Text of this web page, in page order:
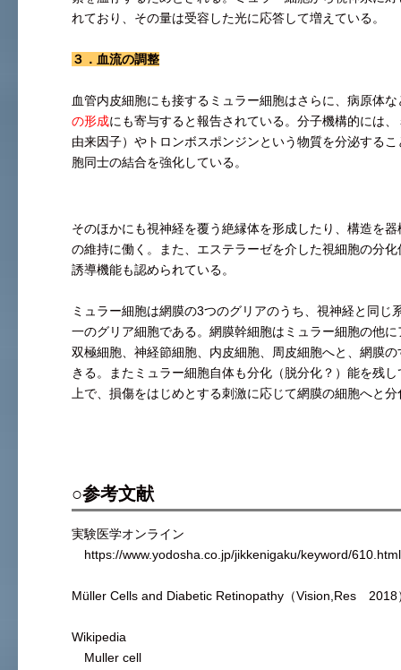
れており、その量は受容した光に応答して増えている。
３．血流の調整
血管内皮細胞にも接するミュラー細胞はさらに、病原体
の形成にも寄与すると報告されている。分子機構的には
由来因子）やトロンボスポンジンという物質を分泌する
胞同士の結合を強化している。
そのほかにも視神経を覆う絶縁体を形成したり、構造を
の維持に働く。また、エステラーゼを介した視細胞の分
誘導機能も認められている。
ミュラー細胞は網膜の3つのグリアのうち、視神経と同じ
一のグリア細胞である。網膜幹細胞はミュラー細胞の他
双極細胞、神経節細胞、内皮細胞、周皮細胞へと、網膜
きる。またミュラー細胞自体も分化（脱分化？）能を残
上で、損傷をはじめとする刺激に応じて網膜の細胞へと
○参考文献
実験医学オンライン
https://www.yodosha.co.jp/jikkenigaku/keyword/610.html
Müller Cells and Diabetic Retinopathy（Vision,Res 2018
Wikipedia
Muller cell